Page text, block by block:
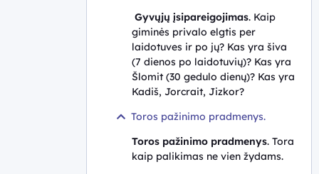
Gyvųjų įsipareigojimas. Kaip
giminės privalo elgtis per
laidotuves ir po jų? Kas yra šiva
(7 dienos po laidotuvių)? Kas yra
Šlomit (30 gedulo dienų)? Kas yra
Kadiš, Jorcrait, Jizkor?
Toros pažinimo pradmenys.
Toros pažinimo pradmenys. Tora
kaip palikimas ne vien žydams.